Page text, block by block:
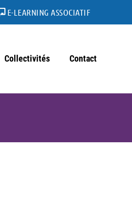
E-LEARNING ASSOCIATIF
Collectivités Contact